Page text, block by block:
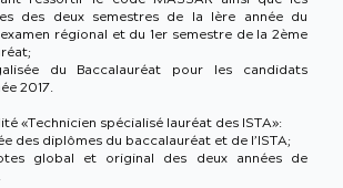
des deux semestres de la lère année du
régional et du 1er semestre de la 2ème
du Baccalauréat pour les candidats
2017.
«Technicien spécialisé lauréat des ISTA»:
des diplômes du baccalauréat et de l’ISTA;
global et original des deux années de